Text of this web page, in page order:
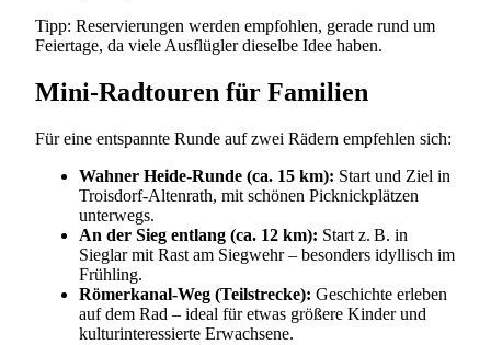
Tipp: Reservierungen werden empfohlen, gerade rund um
Feiertage, da viele Ausflügler dieselbe Idee haben.
Mini-Radtouren für Familien
Für eine entspannte Runde auf zwei Rädern empfehlen sich:
Wahner Heide-Runde (ca. 15 km): Start und Ziel in
Troisdorf-Altenrath, mit schönen Picknickplätzen
unterwegs.
An der Sieg entlang (ca. 12 km): Start z. B. in
Sieglar mit Rast am Siegwehr – besonders idyllisch im
Frühling.
Römerkanal-Weg (Teilstrecke): Geschichte erleben
auf dem Rad – ideal für etwas größere Kinder und
kulturinteressierte Erwachsene.